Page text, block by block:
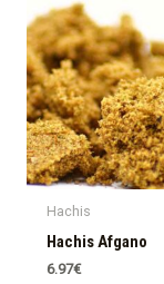
Hachis
Hachis Afgano
6.97€